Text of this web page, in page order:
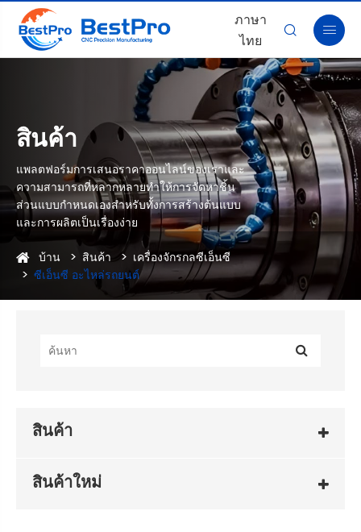
ภาษา
ไทย
 
สินค้า
แพลตฟอร์มการเสนอราคาออนไลน์ของเราและ
ความสามารถที่หลากหลายทำให้การจัดหาชิ้น
ส่วนแบบกำหนดเองสำหรับทั้งการสร้างต้นแบบ
และการผลิตเป็นเรื่องง่าย
บ้าน
สินค้า
เครื่องจักรกลซีเอ็นซี
ซีเอ็นซี อะไหล่รถยนต์
สินค้า
สินค้าใหม่